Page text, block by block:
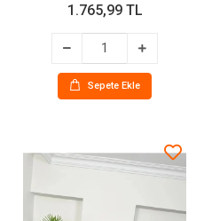
1.765,99 TL
Sepete Ekle